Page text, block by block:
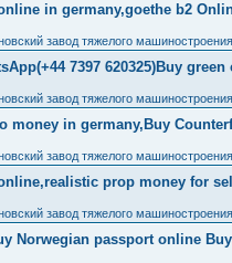
in germany,goethe b2
завод тяжелого машиностроения
7397 620325)Buy
завод тяжелого машиностроения
money in germany,Buy
завод тяжелого машиностроения
prop money for
завод тяжелого машиностроения
Norwegian passport online